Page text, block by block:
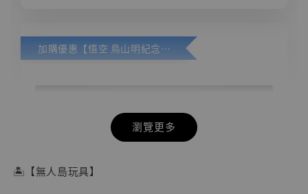
加購優惠【悟空 鳥山明紀念款 [奇蹟工作室]】
瀏覽更多
🏝【無人島玩具】